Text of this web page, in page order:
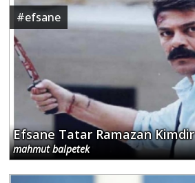
#efsane
Efsane Tatar Ramazan Kimdir
mahmut balpetek